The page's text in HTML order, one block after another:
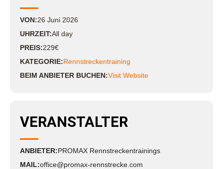
VON:26 Juni 2026
UHRZEIT:All day
PREIS:229€
KATEGORIE:Rennstreckentraining
BEIM ANBIETER BUCHEN:Visit Website
VERANSTALTER
ANBIETER:PROMAX Rennstreckentrainings
MAIL:office@promax-rennstrecke.com